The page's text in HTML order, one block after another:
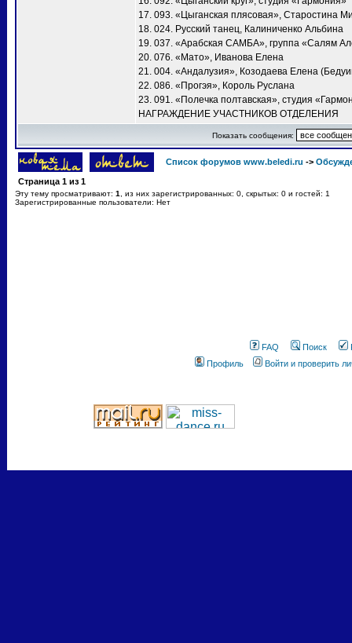
17. 093. «Цыганская плясовая», Старостина
18. 024. Русский танец, Калиниченко Альбина
19. 037. «Арабская САМБА», группа «Салям
20. 076. «Мато», Иванова Елена
21. 004. «Андалузия», Козодаева Елена
22. 086. «Прогэя», Король Руслана
23. 091. «Полечка полтавская», студия
НАГРАЖДЕНИЕ УЧАСТНИКОВ ОТДЕЛЕНИЯ
Показать сообщения:
Список форумов www.beledi.ru ->
Страница 1 из 1
Эту тему просматривают: 1
, из них зарегистрированных: 0, скрытых: 0 и гостей: 1
Зарегистрированные пользователи: Нет
FAQ Поиск
Профиль
Войти и проверить